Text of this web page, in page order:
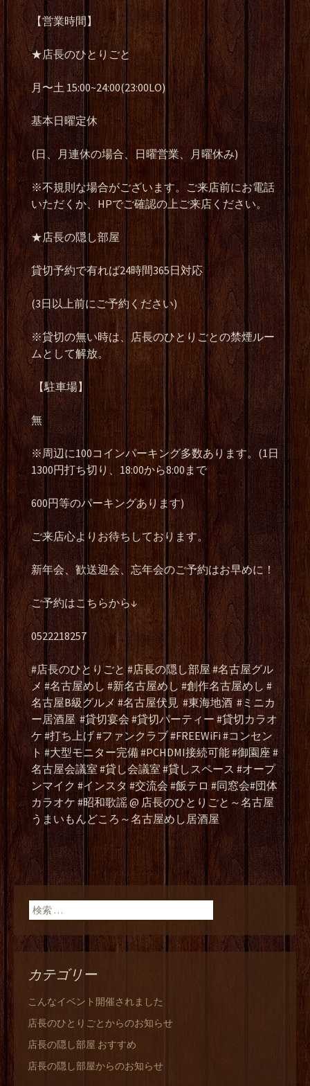
【営業時間】
★店長のひとりごと
月〜土 15:00~24:00(23:00LO)
基本日曜定休
(日、月連休の場合、日曜営業、月曜休み)
※不規則な場合がございます。ご来店前にお電話
いただくか、HPでご確認の上ご来店ください。
★店長の隠し部屋
貸切予約で有れば24時間365日対応
(3日以上前にご予約ください)
※貸切の無い時は、店長のひとりごとの禁煙ルー
ムとして解放。
【駐車場】
無
※周辺に100コインパーキング多数あります。(1日
1300円打ち切り、18:00から8:00まで
600円等のパーキングあります)
ご来店心よりお待ちしております。
新年会、歓送迎会、忘年会のご予約はお早めに！
ご予約はこちらから↓
0522218257
#店長のひとりごと #店長の隠し部屋 #名古屋グル
メ #名古屋めし #新名古屋めし #創作名古屋めし #
名古屋B級グルメ #名古屋伏見 #東海地酒 #ミニカ
ー居酒屋 #貸切宴会 #貸切パーティー #貸切カラオ
ケ #打ち上げ #ファンクラブ #FREEWiFi #コンセン
ト #大型モニター完備 #PCHDMI接続可能 #御園座 #
名古屋会議室 #貸し会議室 #貸しスペース #オープ
ンマイク #インスタ #交流会 #飯テロ #同窓会#団体
カラオケ #昭和歌謡 @ 店長のひとりごと～名古屋
うまいもんどころ～名古屋めし居酒屋
検索:
カテゴリー
こんなイベント開催されました
店長のひとりごとからのお知らせ
店長の隠し部屋 おすすめ
店長の隠し部屋からのお知らせ